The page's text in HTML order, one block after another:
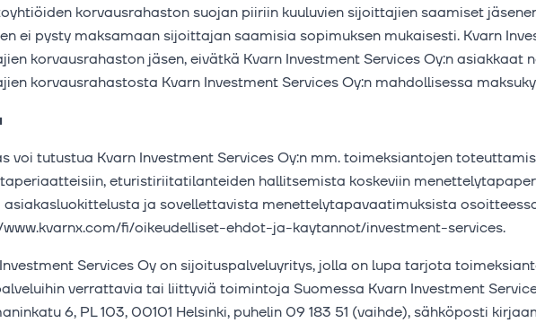
korvausrahaston suojan piiriin kuuluvien sijoittajien saamiset
ei pysty maksamaan sijoittajan saamisia sopimuksen mukaisesti. Kvarn
korvausrahaston jäsen, eivätkä Kvarn Investment Services Oy:n asiakkaat
korvausrahastosta Kvarn Investment Services Oy:n mahdollisessa
voi tutustua Kvarn Investment Services Oy:n mm. toimeksiantojen
eturistiriitatilanteiden hallitsemista koskeviin
ja sovellettavista menettelytapavaatimuksista
www.kvarnx.com/fi/oikeudelliset-ehdot-ja-kaytannot/investment-services.
Services Oy on sijoituspalveluyritys, jolla on lupa tarjota
verrattavia tai liittyviä toimintoja Suomessa Kvarn Investment
6, PL 103, 00101 Helsinki, puhelin 09 183 51 (vaihde), sähköposti